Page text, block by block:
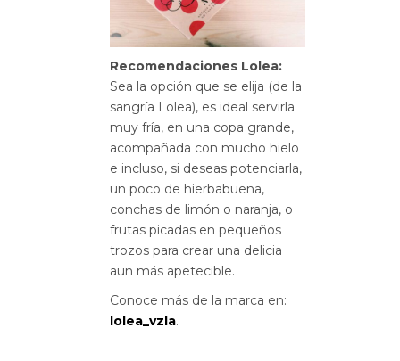
Recomendaciones Lolea:
Sea la opción que se elija (de la
sangría Lolea), es ideal servirla
muy fría, en una copa grande,
acompañada con mucho hielo
e incluso, si deseas potenciarla,
un poco de hierbabuena,
conchas de limón o naranja, o
frutas picadas en pequeños
trozos para crear una delicia
aun más apetecible.
Conoce más de la marca en:
lolea_vzla.